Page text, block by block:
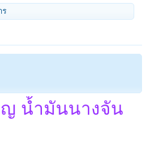
ร
น้ำมันนางจัน